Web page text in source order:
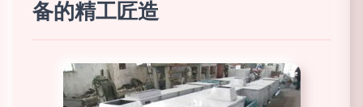
备的精工匠造